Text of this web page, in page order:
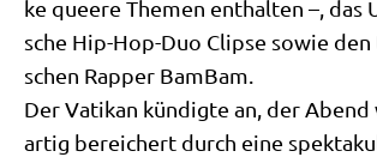
ke que­e­re The­men ent­hal­ten –, das
sche Hip-Hop-Duo Clip­se sowie
schen Rap­per BamBam.
Der Vati­kan kün­dig­te an, der
ar­tig berei­chert durch eine